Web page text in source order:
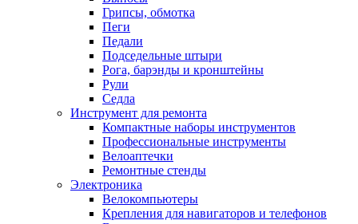
Грипсы, обмотка
Пеги
Педали
Подседельные штыри
Рога, барэнды и кронштейны
Рули
Седла
Инструмент для ремонта
Компактные наборы инструментов
Профессиональные инструменты
Велоаптечки
Ремонтные стенды
Электроника
Велокомпьютеры
Крепления для навигаторов и телефонов